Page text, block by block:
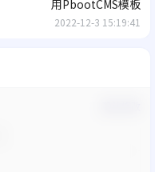
用PbootCMS模板
2022-12-3 15:19:41